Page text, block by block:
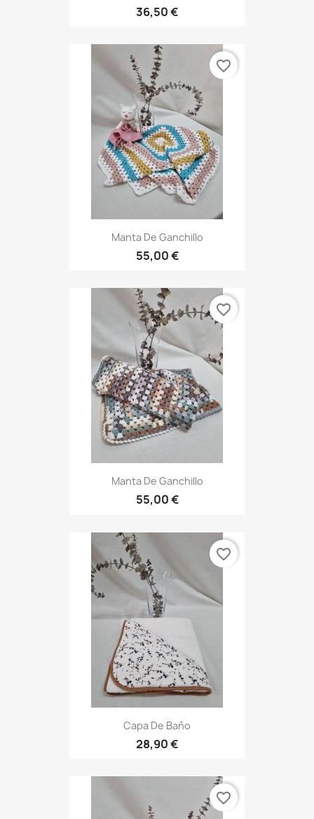
36,50 €
Manta De Ganchillo
55,00 €
favorite_border
Manta De Ganchillo
55,00 €
favorite_border
Capa De Baño
28,90 €
favorite_border
favorite_border